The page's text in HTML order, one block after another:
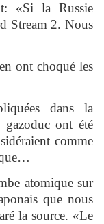
«Si la Russie
Stream 2. Nous
ont choqué les
dans la
ont été
comme
atomique sur
que nous
la source. «Le